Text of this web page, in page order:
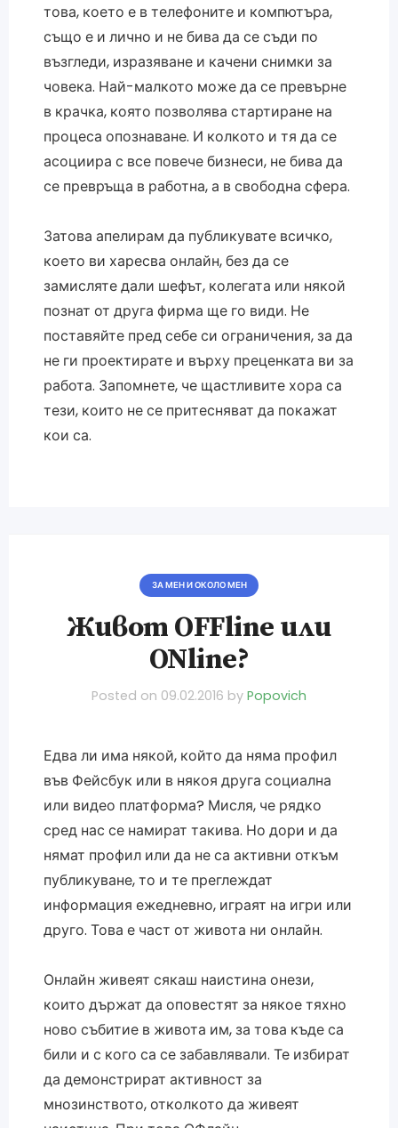
това, което е в телефоните и компютъра,
също е и лично и не бива да се съди по
възгледи, изразяване и качени снимки за
човека. Най-малкото може да се превърне
в крачка, която позволява стартиране на
процеса опознаване. И колкото и тя да се
асоциира с все повече бизнеси, не бива да
се превръща в работна, а в свободна сфера.
Затова апелирам да публикувате всичко,
което ви харесва онлайн, без да се
замисляте дали шефът, колегата или някой
познат от друга фирма ще го види. Не
поставяйте пред себе си ограничения, за да
не ги проектирате и върху преценката ви за
работа. Запомнете, че щастливите хора са
тези, които не се притесняват да покажат
кои са.
ЗА МЕН И ОКОЛО МЕН
Живот OFFline или
ONline?
Posted on 09.02.2016 by Popovich
Едва ли има някой, който да няма профил
във Фейсбук или в някоя друга социална
или видео платформа? Мисля, че рядко
сред нас се намират такива. Но дори и да
нямат профил или да не са активни откъм
публикуване, то и те преглеждат
информация ежедневно, играят на игри или
друго. Това е част от живота ни онлайн.
Онлайн живеят сякаш наистина онези,
които държат да оповестят за някое тяхно
ново събитие в живота им, за това къде са
били и с кого са се забавлявали. Те избират
да демонстрират активност за
мнозинството, отколкото да живеят